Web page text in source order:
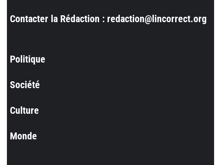
Contacter la Rédaction : redaction@lincorrect.org
Politique
Société
Culture
Monde